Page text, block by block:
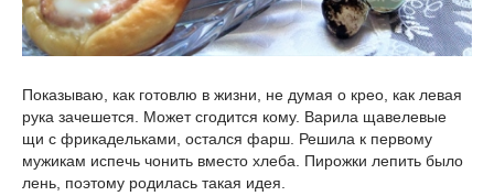
Показываю, как готовлю в жизни, не думая о крео, как левая
рука зачешется. Может сгодится кому. Варила щавелевые
щи с фрикадельками, остался фарш. Решила к первому
мужикам испечь чонить вместо хлеба. Пирожки лепить было
лень, поэтому родилась такая идея.